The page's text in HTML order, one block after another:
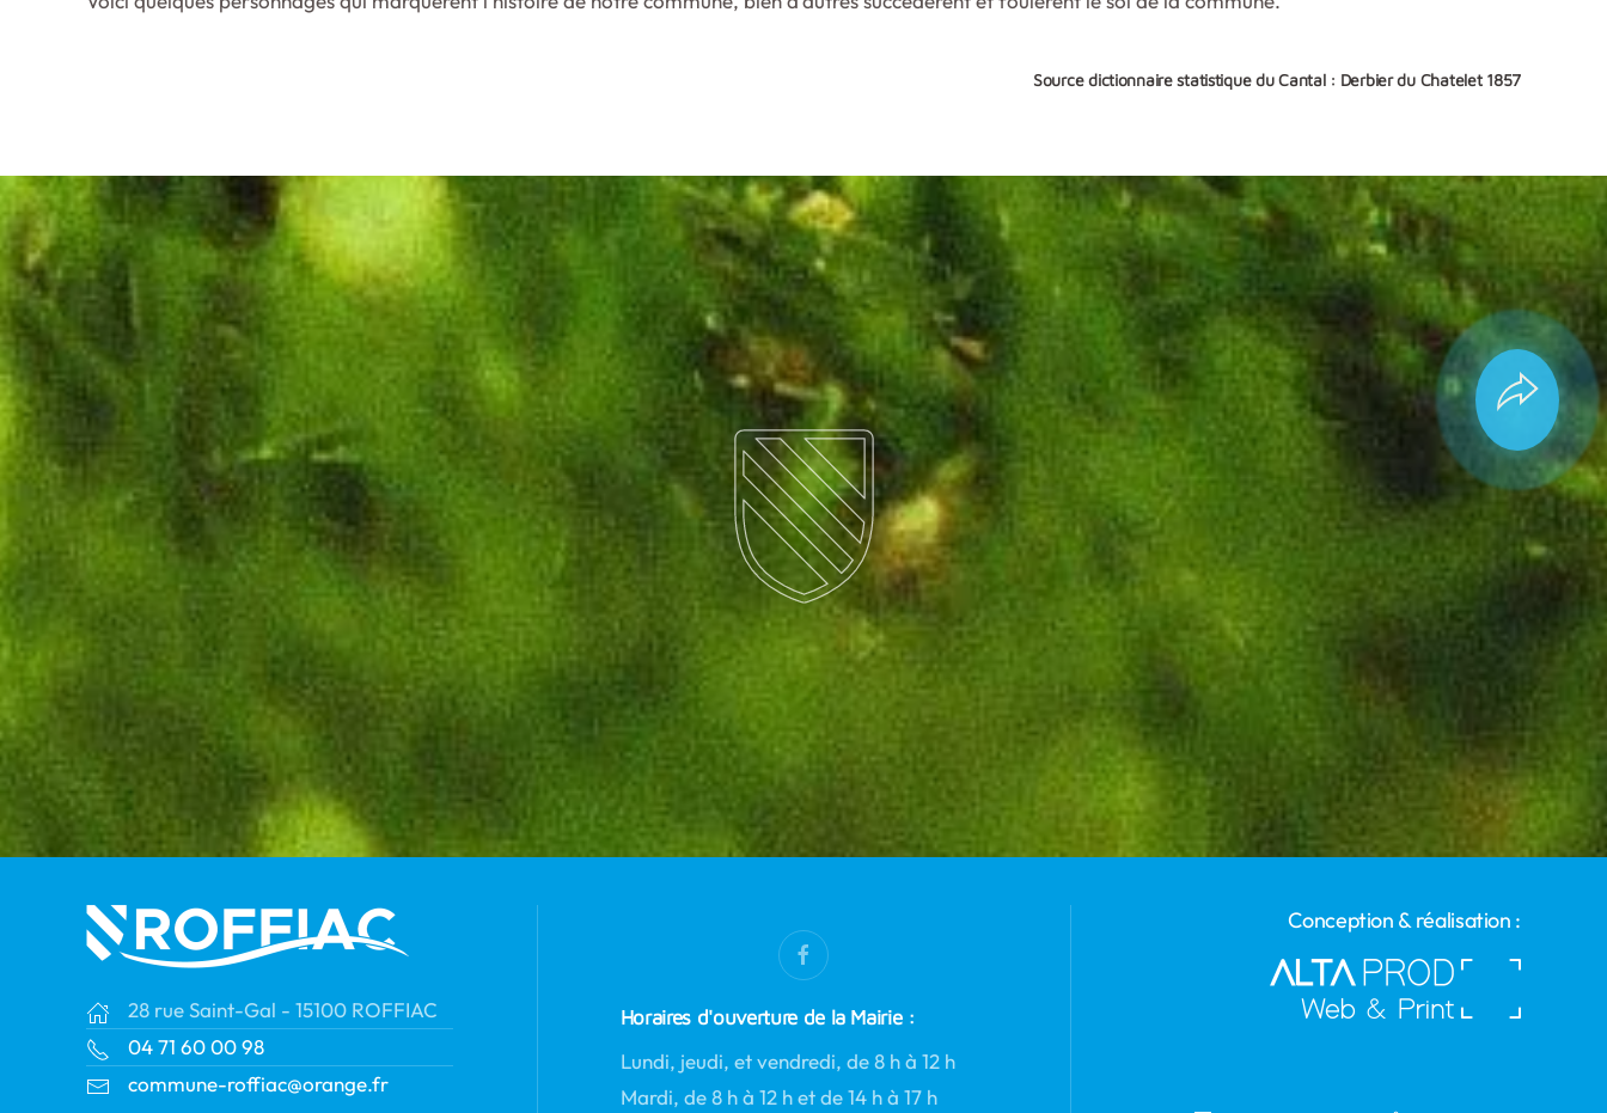
Source dictionnaire statistique du Cantal : Derbier du Chatelet 1857
28 rue Saint-Gal - 15100 ROFFIAC
04 71 60 00 98
commune-roffiac@orange.fr
Horaires d'ouverture de la Mairie :
Lundi, jeudi, et vendredi, de 8 h à 12 h
Mardi, de 8 h à 12 h et de 14 h à 17 h
Conception & réalisation :